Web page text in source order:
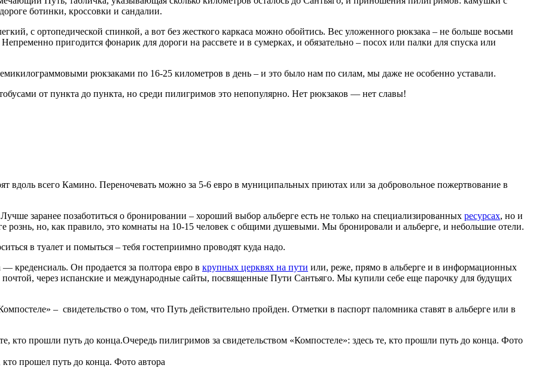
ботинки, кроссовки и сандалии.
с ортопедической спинкой, а вот без жесткого каркаса можно обойтись. Вес уложенного рюкзака – не больше восьми
пригодится фонарик для дороги на рассвете и в сумерках, и обязательно – посох или палки для спуска или
рюкзаками по 16-25 километров в день – и это было нам по силам, мы даже не особенно уставали.
от пункта до пункта, но среди пилигримов это непопулярно. Нет рюкзаков — нет славы!
вдоль всего Камино. Переночевать можно за 5-6 евро в муниципальных приютах или за добровольное пожертвование в
заранее позаботиться о бронировании – хороший выбор альберге есть не только на специализированных ресурсах, но и
рознь, но, как правило, это комнаты на 10-15 человек с общими душевыми. Мы бронировали и альберге, и небольшие отели.
в туалет и помыться – тебя гостеприимно проводят куда надо.
креденсиаль. Он продается за полтора евро в крупных церквях на пути или, реже, прямо в альберге и в информационных
почтой, через испанские и международные сайты, посвященные Пути Сантьяго. Мы купили себе еще парочку для будущих
– свидетельство о том, что Путь действительно пройден. Отметки в паспорт паломника ставят в альберге или в
кто прошел путь до конца. Фото автора